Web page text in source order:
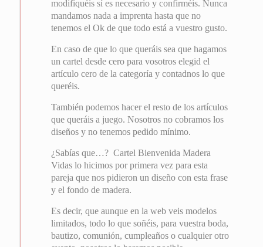
modifiquéis sí es necesario y confirméis. Nunca
mandamos nada a imprenta hasta que no
tenemos el Ok de que todo está a vuestro gusto.
En caso de que lo que queráis sea que hagamos
un cartel desde cero para vosotros elegid el
artículo cero de la categoría y contadnos lo que
queréis.
También podemos hacer el resto de los artículos
que queráis a juego. Nosotros no cobramos los
diseños y no tenemos pedido mínimo.
¿Sabías que…? Cartel Bienvenida Madera
Vidas lo hicimos por primera vez para esta
pareja que nos pidieron un diseño con esta frase
y el fondo de madera.
Es decir, que aunque en la web veis modelos
limitados, todo lo que soñéis, para vuestra boda,
bautizo, comunión, cumpleaños o cualquier otro